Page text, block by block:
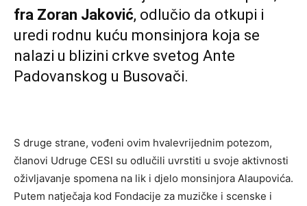
fra Zoran Jaković, odlučio da otkupi i
uredi rodnu kuću monsinjora koja se
nalazi u blizini crkve svetog Ante
Padovanskog u Busovači.
S druge strane, vođeni ovim hvalevrijednim potezom,
članovi Udruge CESI su odlučili uvrstiti u svoje aktivnosti
oživljavanje spomena na lik i djelo monsinjora Alaupovića.
Putem natječaja kod Fondacije za muzičke i scenske i